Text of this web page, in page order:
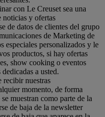
con Le Creuset sea una
noticias y ofertas
de datos de clientes del grupo
de Marketing de
especiales personalizados y le
productos, si hay ofertas
show cooking o eventos
a usted.
recibir nuestras
momento, de forma
muestran como parte de la
de baja de la newsletter